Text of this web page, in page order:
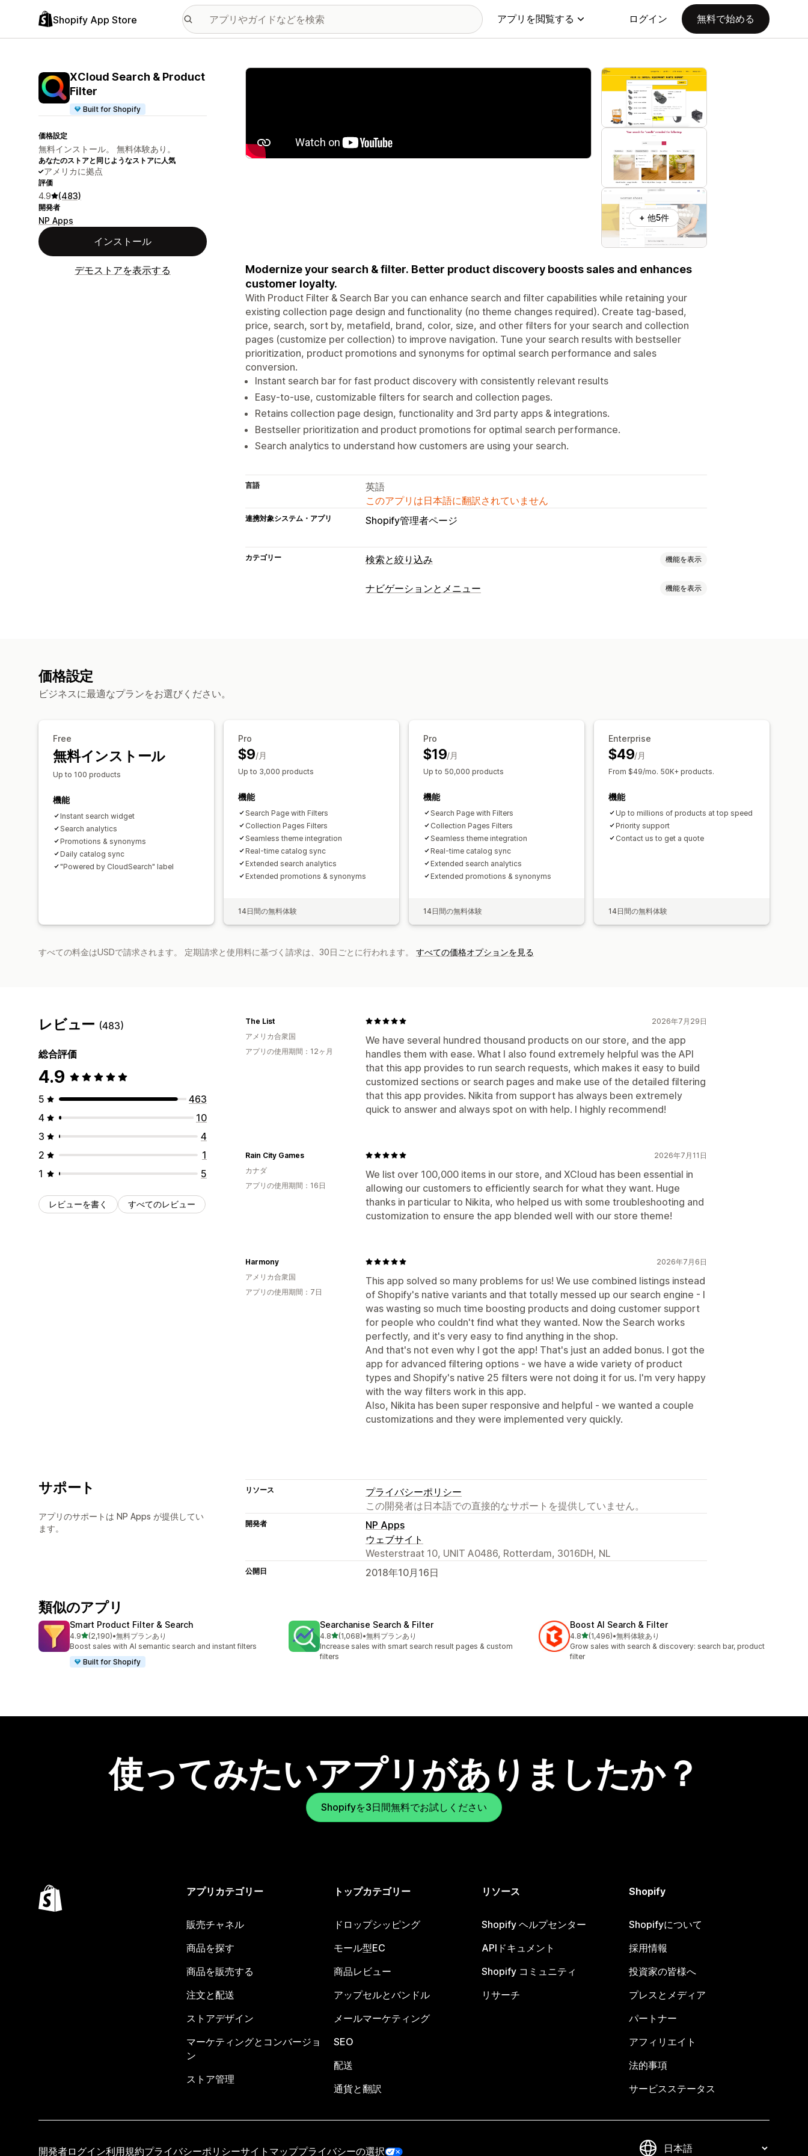
Shopify App Store アプリを閲覧する ログイン 無料で始める
XCloud Search & Product
Filter
Built for Shopify
価格設定
無料インストール。 無料体験あり。
あなたのストアと同じようなストアに人気
アメリカに拠点
評価
4.9 (483)
開発者
NP Apps
インストール
デモストアを表示する
特集の画像ギャラリー
+ 他5件
Modernize your search & filter. Better product discovery boosts sales and enhances
customer loyalty.
With Product Filter & Search Bar you can enhance search and filter capabilities while retaining your
existing collection page design and functionality (no theme changes required). Create tag-based,
price, search, sort by, metafield, brand, color, size, and other filters for your search and collection
pages (customize per collection) to improve navigation. Tune your search results with bestseller
prioritization, product promotions and synonyms for optimal search performance and sales
conversion.
Instant search bar for fast product discovery with consistently relevant results
Easy-to-use, customizable filters for search and collection pages.
Retains collection page design, functionality and 3rd party apps & integrations.
Bestseller prioritization and product promotions for optimal search performance.
Search analytics to understand how customers are using your search.
言語
英語
このアプリは日本語に翻訳されていません
連携対象システム・アプリ Shopify管理者ページ
カテゴリー 検索と絞り込み 機能を表示
検索機能
ナビゲーションとメニュー 機能を表示
価格設定
ビジネスに最適なプランをお選びください。
Free
無料インストール
Up to 100 products
機能
Instant search widget
Search analytics
Promotions & synonyms
Daily catalog sync
"Powered by CloudSearch" label
Pro
$9/月
Up to 3,000 products
機能
Search Page with Filters
Collection Pages Filters
Seamless theme integration
Real-time catalog sync
Extended search analytics
Extended promotions & synonyms
14日間の無料体験
Pro
$19/月
Up to 50,000 products
機能
Search Page with Filters
Collection Pages Filters
Seamless theme integration
Real-time catalog sync
Extended search analytics
Extended promotions & synonyms
14日間の無料体験
Enterprise
$49/月
From $49/mo. 50K+ products.
機能
Up to millions of products at top speed
Priority support
Contact us to get a quote
14日間の無料体験
すべての料金はUSDで請求されます。 定期請求と使用料に基づく請求は、30日ごとに行われます。 すべての価格オプションを見る
レビュー (483)
総合評価
4.9
5
463
4
10
3
4
2
1
1
5
レビューを書く すべてのレビュー
2026年7月29日
We have several hundred thousand products on our store, and the app
handles them with ease. What I also found extremely helpful was the API
that this app provides to run search requests, which makes it easy to build
customized sections or search pages and make use of the detailed filtering
that this app provides. Nikita from support has always been extremely
quick to answer and always spot on with help. I highly recommend!
The List
アメリカ合衆国
アプリの使用期間：12ヶ月
2026年7月11日
We list over 100,000 items in our store, and XCloud has been essential in
allowing our customers to efficiently search for what they want. Huge
thanks in particular to Nikita, who helped us with some troubleshooting and
customization to ensure the app blended well with our store theme!
Rain City Games
カナダ
アプリの使用期間：16日
2026年7月6日
This app solved so many problems for us! We use combined listings instead
of Shopify's native variants and that totally messed up our search engine - I
was wasting so much time boosting products and doing customer support
for people who couldn't find what they wanted. Now the Search works
perfectly, and it's very easy to find anything in the shop.
And that's not even why I got the app! That's just an added bonus. I got the
app for advanced filtering options - we have a wide variety of product
types and Shopify's native 25 filters were not doing it for us. I'm very happy
with the way filters work in this app.
Also, Nikita has been super responsive and helpful - we wanted a couple
customizations and they were implemented very quickly.
Harmony
アメリカ合衆国
アプリの使用期間：7日
サポート
アプリのサポートは NP Apps が提供してい
ます。
リソース
プライバシーポリシー
この開発者は日本語での直接的なサポートを提供していません。
開発者
NP Apps
ウェブサイト
Westerstraat 10, UNIT A0486, Rotterdam, 3016DH, NL
公開日 2018年10月16日
類似のアプリ
Smart Product Filter & Search
4.95つ星中
(2,190)
合計レビュー数：2190件
•無料プランあり
Boost sales with AI semantic search and instant filters
Built for Shopify
Searchanise Search & Filter
4.85つ星中
(1,068)
合計レビュー数：1068件
•無料プランあり
Increase sales with smart search result pages & custom
filters
Boost AI Search & Filter
4.85つ星中
(1,496)
合計レビュー数：1496件
•無料体験あり
Grow sales with search & discovery: search bar, product
filter
使ってみたいアプリがありましたか？
Shopifyを3日間無料でお試しください
アプリカテゴリー
販売チャネル
商品を探す
商品を販売する
注文と配送
ストアデザイン
マーケティングとコンバージョ
ン
ストア管理
トップカテゴリー
ドロップシッピング
モール型EC
商品レビュー
アップセルとバンドル
メールマーケティング
SEO
配送
通貨と翻訳
リソース
Shopify ヘルプセンター
APIドキュメント
Shopify コミュニティ
リサーチ
Shopify
Shopifyについて
採用情報
投資家の皆様へ
プレスとメディア
パートナー
アフィリエイト
法的事項
サービスステータス
開発者ログイン利用規約プライバシーポリシーサイトマッププライバシーの選択